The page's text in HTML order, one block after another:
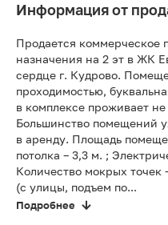
Информация от
Продается коммерческое
назначения на 2 эт в ЖК
сердце г. Кудрово.
проходимостью,
в комплексе проживает
Большинство помещений
в аренду. Площадь
потолка – 3,3 м. ;
Количество мокрых точек
(с улицы, подъем по...
Подробнее